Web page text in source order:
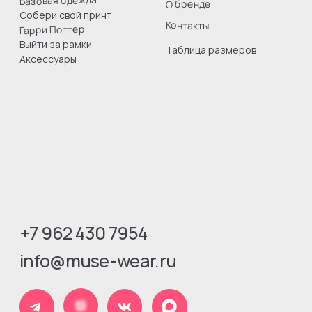
Юридическая информация
Оферта